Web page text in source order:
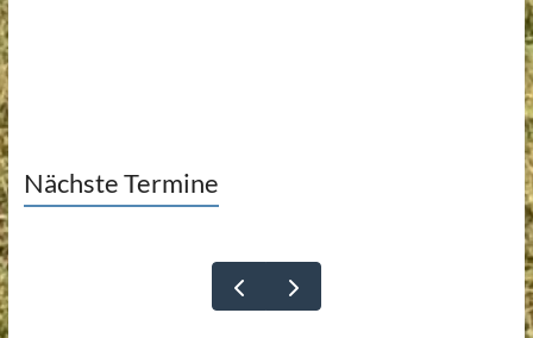
Nächste Termine